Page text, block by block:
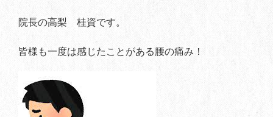
院長の高梨 桂資です。
皆様も一度は感じたことがある腰の痛み！